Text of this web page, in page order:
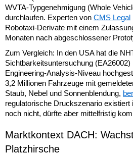
WVTA-Typgenehmigung (Whole
durchlaufen. Experten von CMS Legal
Robotaxi-Derivate mit einem
Monaten nach abgeschlossener
Zum Vergleich: In den USA hat die
Sichtbarkeitsuntersuchung
Engineering-Analysis-Niveau
3,2 Millionen Fahrzeuge mit
Staub, Nebel und Sonnenblendung,
regulatorische Druckszenario existiert
noch nicht, dürfte aber mittelfristig
Marktkontext DACH:
Platzhirsche